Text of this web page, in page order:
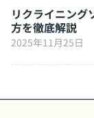
リクライニング
方を徹底解説
2025年11月25日